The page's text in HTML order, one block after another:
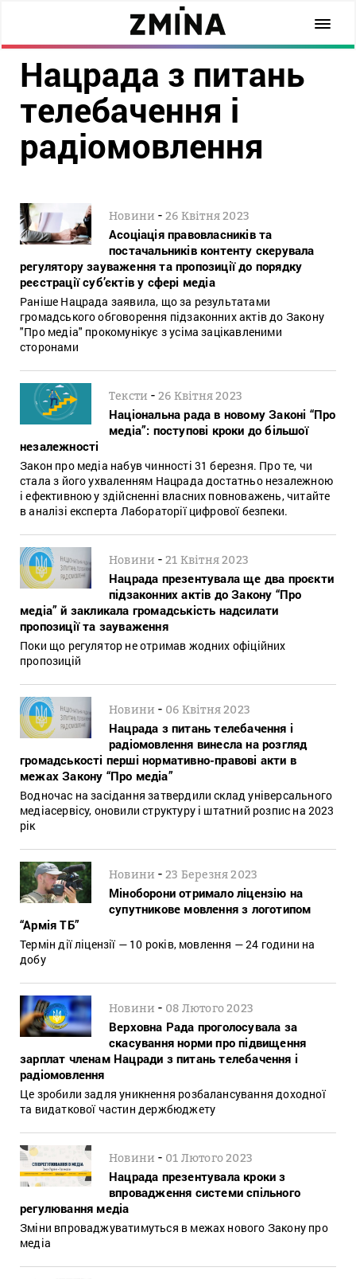
Нацрада з питань
телебачення і
радіомовлення
Новини -26 Квітня 2023
Асоціація правовласників та
постачальників контенту скерувала
регулятору зауваження та пропозиції до порядку
реєстрації суб’єктів у сфері медіа
Раніше Нацрада заявила, що за результатами
громадського обговорення підзаконних актів до Закону
"Про медіа" прокомунікує з усіма зацікавленими
сторонами
Тексти -26 Квітня 2023
Національна рада в новому Законі “Про
медіа”: поступові кроки до більшої
незалежності
Закон про медіа набув чинності 31 березня. Про те, чи
стала з його ухваленням Нацрада достатньо незалежною
і ефективною у здійсненні власних повноважень, читайте
в аналізі експерта Лабораторії цифрової безпеки.
Новини -21 Квітня 2023
Нацрада презентувала ще два проєкти
підзаконних актів до Закону “Про
медіа” й закликала громадськість надсилати
пропозиції та зауваження
Поки що регулятор не отримав жодних офіційних
пропозицій
Новини - 06 Квітня 2023
Нацрада з питань телебачення і
радіомовлення винесла на розгляд
громадськості перші нормативно-правові акти в
межах Закону “Про медіа”
Водночас на засідання затвердили склад універсального
медіасервісу, оновили структуру і штатний розпис на 2023
рік
Новини -23 Березня 2023
Міноборони отримало ліцензію на
супутникове мовлення з логотипом
“Армія ТБ”
Термін дії ліцензії — 10 років, мовлення — 24 години на
добу
Новини - 08 Лютого 2023
Верховна Рада проголосувала за
скасування норми про підвищення
зарплат членам Нацради з питань телебачення і
радіомовлення
Це зробили задля уникнення розбалансування доходної
та видаткової частин держбюджету
Новини - 01 Лютого 2023
Нацрада презентувала кроки з
впровадження системи спільного
регулювання медіа
Зміни впроваджуватимуться в межах нового Закону про
медіа